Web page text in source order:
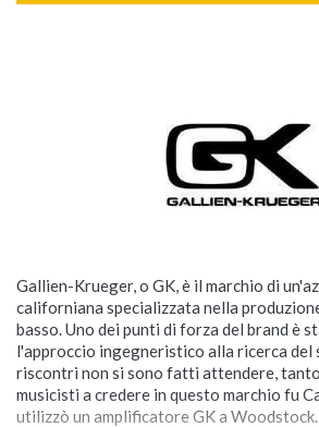
Gallien-Krueger, o GK, è il marchio di
californiana specializzata nella
basso. Uno dei punti di forza del brand è
l'approccio ingegneristico alla ricerca del
riscontri non si sono fatti attendere,
musicisti a credere in questo marchio fu
utilizzò un amplificatore GK a Woodstock.